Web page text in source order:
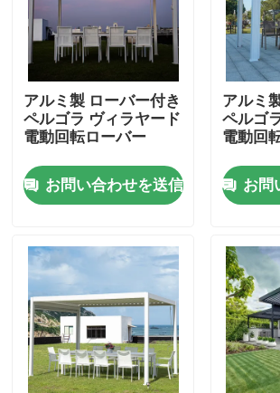
工場旅行
品質管理
引用を要求しなさい
アルミニウム テラスのパーゴラ
アルミニウム ルーバー付きのパー
アルミ製 ローバー付き
ペルゴラ ヴィラヤード
電動回転ローバー
お問い合わせを送信
アルミ
ペルゴ
電動回
お問